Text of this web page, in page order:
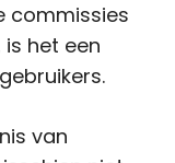
commissies
het een
van